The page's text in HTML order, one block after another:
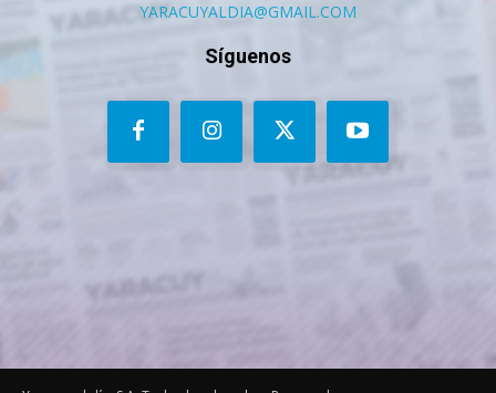
YARACUYALDIA@GMAIL.COM
Síguenos